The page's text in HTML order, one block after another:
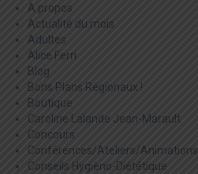
A propos
Actualité du mois
Adultes
Alice Ferri
Blog
Bons Plans Régionaux !
Boutique
Caroline Lalande Jean-Marault
Concours
Conférences/Ateliers/Animations
Conseils Hygièno-Diététique